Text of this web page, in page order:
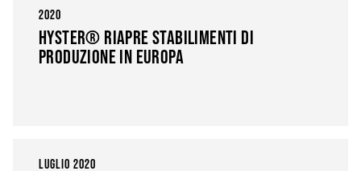
2020
HYSTER® RIAPRE STABILIMENTI DI
PRODUZIONE IN EUROPA
LUGLIO 2020